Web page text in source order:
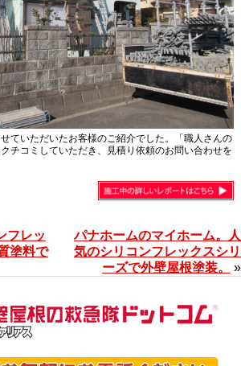
ていただいたお客様のご紹介でした。「職人さんの
チコミしていただき、見積り依頼のお問い合わせを
フレッ
塗料で
パナホームのマイホーム。人
気のシリコンフレックスシリ
ーズで外壁屋根塗装。
»